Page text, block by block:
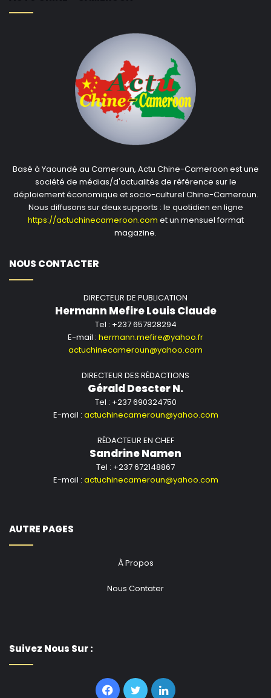
Basé à Yaoundé au Cameroun, Actu Chine-Cameroon est une
société de médias/d'actualités de référence sur le
déploiement économique et socio-culturel Chine-Cameroun.
Nous diffusons sur deux supports : le quotidien en ligne
https://actuchinecameroon.com et un mensuel format
magazine.
NOUS CONTACTER
DIRECTEUR DE PUBLICATION
Hermann Mefire Louis Claude
Tel : +237 657828294
E-mail : hermann.mefire@yahoo.fr
actuchinecameroun@yahoo.com
DIRECTEUR DES RÉDACTIONS
Gérald Descter N.
Tel : +237 690324750
E-mail : actuchinecameroun@yahoo.com
RÉDACTEUR EN CHEF
Sandrine Namen
Tel : +237 672148867
E-mail : actuchinecameroun@yahoo.com
AUTRE PAGES
À Propos
Nous Contater
Suivez Nous Sur :
Facebook
TwitterLinkedin